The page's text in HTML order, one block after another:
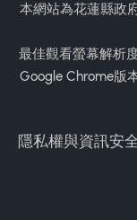
本網站為花蓮縣政
最佳觀看螢幕解析
Google Chrome版
隱私權與資訊安